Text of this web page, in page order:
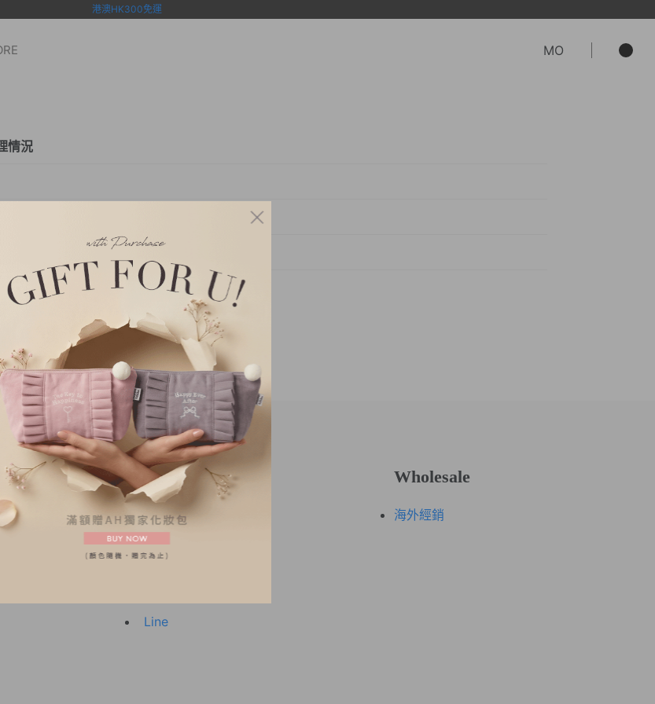
港澳HK300免運
MO
情況
至「訂單查詢」即可查看訂單狀態、發票資訊、問答紀錄。
物車→確認購物袋→前往結帳→Email登入／其他平台登入→選擇付款及運送方式→填寫收件資
商品
：
卡』宅配到府
動支付 』宅配到府
取貨的7-11門市，且「取貨時付款」讓您購物付款便利又安全。
信用卡進行刷卡結帳。(可使用Visa、Master、JCB進行交易)
128bit SSL的網路交易安全機制，刷卡過程您輸入的資料將全程加密，相關卡號資訊也完全不
資料庫，確保您的交易安全。
付款方式
請恕無法為您修改商品明細、付款方式。
您登入至「訂單查詢」自行點選『取消訂單』後重新下單選購。
Follow Us
Facebook (TW)
Facebook (HK/MO)
Line
Wholesale
海外經銷